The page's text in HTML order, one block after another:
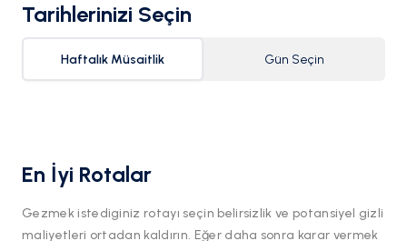
Tarihlerinizi Seçin
Haftalık Müsaitlik Gün Seçin
En İyi Rotalar
Gezmek istediginiz rotayı seçin belirsizlik ve potansiyel gizli
maliyetleri ortadan kaldırın. Eğer daha sonra karar vermek